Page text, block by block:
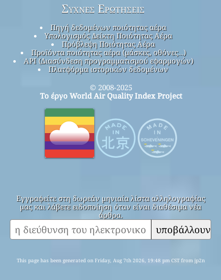
Συχνές Ερωτήσεις
Πηγή δεδομένων ποιότητας αέρα
Υπολογισμός Δείκτη Ποιότητας Αέρα
Πρόβλεψη Ποιότητας Αέρα
Προϊόντα ποιότητας αέρα (μάσκες, οθόνες…)
API (Διασύνδεση προγραμματισμού εφαρμογών)
Πλατφόρμα ιστορικών δεδομένων
© 2008-2025
Το έργο World Air Quality Index Project
Εγγραφείτε στη δωρεάν μηνιαία λίστα αλληλογραφίας
μας και λάβετε ειδοποίηση όταν είναι διαθέσιμα νέα
άρθρα.
υποβάλλουν
This page has been generated on Friday, Aug 7th 2026, 19:48 pm CST from jp2n